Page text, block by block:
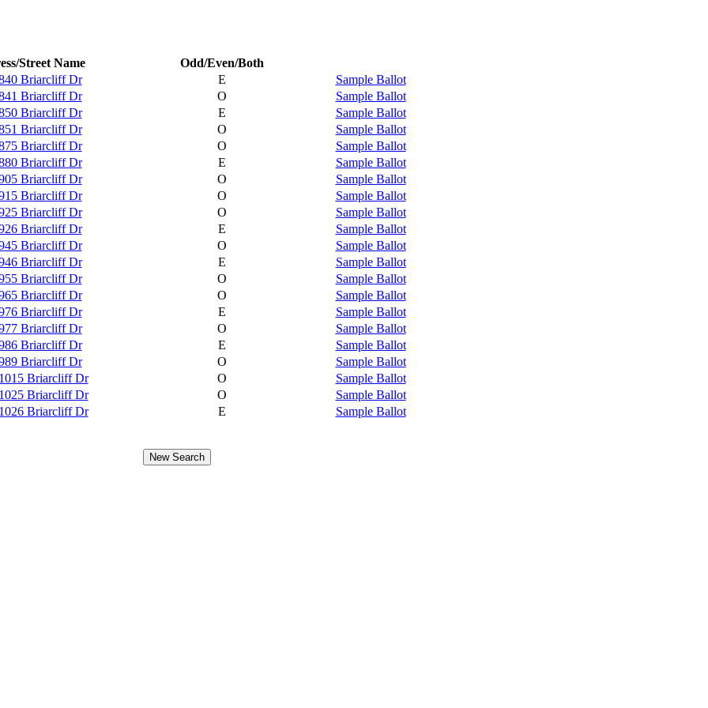
Street Name
Odd/Even/Both
Briarcliff Dr
E
Sample Ballot
Briarcliff Dr
O
Sample Ballot
Briarcliff Dr
E
Sample Ballot
Briarcliff Dr
O
Sample Ballot
Briarcliff Dr
O
Sample Ballot
Briarcliff Dr
E
Sample Ballot
Briarcliff Dr
O
Sample Ballot
Briarcliff Dr
O
Sample Ballot
Briarcliff Dr
O
Sample Ballot
Briarcliff Dr
E
Sample Ballot
Briarcliff Dr
O
Sample Ballot
Briarcliff Dr
E
Sample Ballot
Briarcliff Dr
O
Sample Ballot
Briarcliff Dr
O
Sample Ballot
Briarcliff Dr
E
Sample Ballot
Briarcliff Dr
O
Sample Ballot
Briarcliff Dr
E
Sample Ballot
Briarcliff Dr
O
Sample Ballot
Briarcliff Dr
O
Sample Ballot
Briarcliff Dr
O
Sample Ballot
Briarcliff Dr
E Sample Ballot